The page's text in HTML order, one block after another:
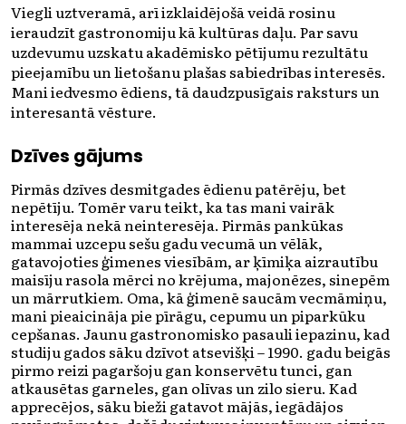
Viegli uztveramā, arī izklaidējošā veidā rosinu
ieraudzīt gastronomiju kā kultūras daļu. Par savu
uzdevumu uzskatu akadēmisko pētījumu rezultātu
pieejamību un lietošanu plašas sabiedrības interesēs.
Mani iedvesmo ēdiens, tā daudzpusīgais raksturs un
interesantā vēsture.
Dzīves gājums
Pirmās dzīves desmitgades ēdienu patērēju, bet
nepētīju. Tomēr varu teikt, ka tas mani vairāk
interesēja nekā neinteresēja. Pirmās pankūkas
mammai uzcepu sešu gadu vecumā un vēlāk,
gatavojoties ģimenes viesībām, ar ķīmiķa aizrautību
maisīju rasola mērci no krējuma, majonēzes, sinepēm
un mārrutkiem. Oma, kā ģimenē saucām vecmāmiņu,
mani pieaicināja pie pīrāgu, cepumu un piparkūku
cepšanas. Jaunu gastronomisko pasauli iepazinu, kad
studiju gados sāku dzīvot atsevišķi – 1990. gadu beigās
pirmo reizi pagaršoju gan konservētu tunci, gan
atkausētas garneles, gan olīvas un zilo sieru. Kad
apprecējos, sāku bieži gatavot mājās, iegādājos